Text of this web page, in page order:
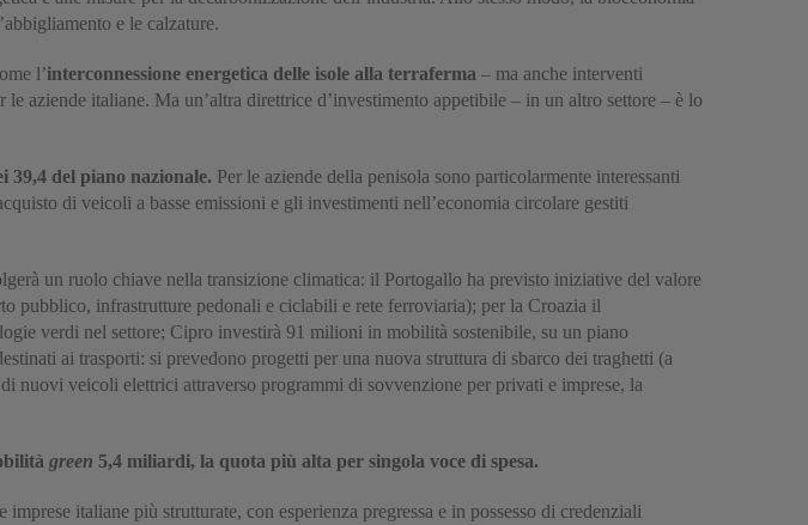
e le calzature.
l’interconnessione energetica delle isole alla terraferma – ma anche interventi
le aziende italiane. Ma un’altra direttrice d’investimento appetibile – in un altro settore – è lo
39,4 del piano nazionale. Per le aziende della penisola sono particolarmente interessanti
di veicoli a basse emissioni e gli investimenti nell’economia circolare gestiti
un ruolo chiave nella transizione climatica: il Portogallo ha previsto iniziative del valore
infrastrutture pedonali e ciclabili e rete ferroviaria); per la Croazia il
verdi nel settore; Cipro investirà 91 milioni in mobilità sostenibile, su un piano
ai trasporti: si prevedono progetti per una nuova struttura di sbarco dei traghetti (a
nuovi veicoli elettrici attraverso programmi di sovvenzione per privati e imprese, la
green 5,4 miliardi, la quota più alta per singola voce di spesa.
italiane più strutturate, con esperienza pregressa e in possesso di credenziali